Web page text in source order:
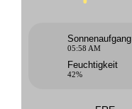
Sonnenaufgang
05:58 AM
Feuchtigkeit
42%